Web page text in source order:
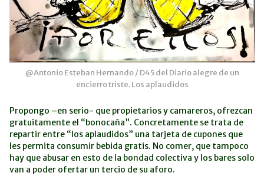
@Antonio Esteban Hernando / D45 del Diario alegre de un
encierro triste. Los aplaudidos
Propongo –en serio- que propietarios y camareros, ofrezcan
gratuitamente el “bonocaña”. Concretamente se trata de
repartir entre “los aplaudidos” una tarjeta de cupones que
les permita consumir bebida gratis. No comer, que tampoco
hay que abusar en esto de la bondad colectiva y los bares solo
van a poder ofertar un tercio de su aforo.